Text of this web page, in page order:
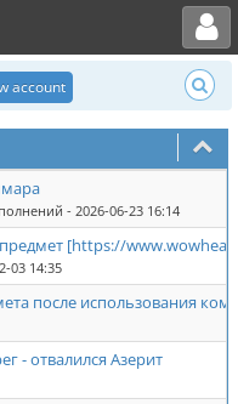
Toggle user menu
account
- 2026-06-23 16:14
[https://
03 14:35
после использования
- отвалился Азерит